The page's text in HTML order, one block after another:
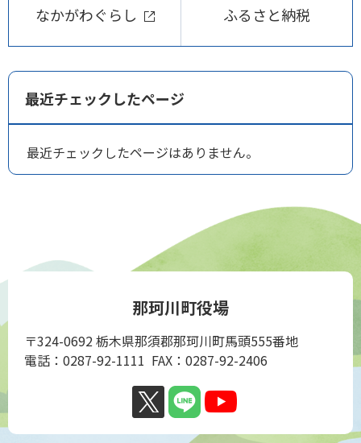
なかがわぐらし ふるさと納税
最近チェックしたページ
最近チェックしたページはありません。
那珂川町役場
〒324-0692 栃木県那須郡那珂川町馬頭555番地
電話：0287-92-1111 FAX：0287-92-2406